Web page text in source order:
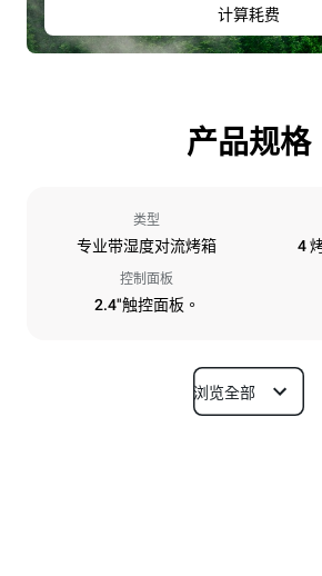
计算耗费
产品规格
类型
专业带湿度对流烤箱 4
控制面板
2.4"触控面板。
尺寸
浏览全部